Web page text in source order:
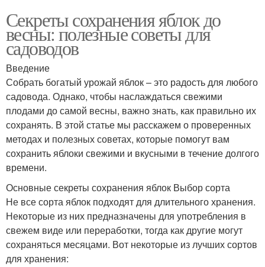
Секреты сохранения яблок до
весны: полезные советы для
садоводов
Введение
Собрать богатый урожай яблок – это радость для любого
садовода. Однако, чтобы наслаждаться свежими
плодами до самой весны, важно знать, как правильно их
сохранять. В этой статье мы расскажем о проверенных
методах и полезных советах, которые помогут вам
сохранить яблоки свежими и вкусными в течение долгого
времени.
Основные секреты сохранения яблок Выбор сорта
Не все сорта яблок подходят для длительного хранения.
Некоторые из них предназначены для употребления в
свежем виде или переработки, тогда как другие могут
сохраняться месяцами. Вот некоторые из лучших сортов
для хранения: